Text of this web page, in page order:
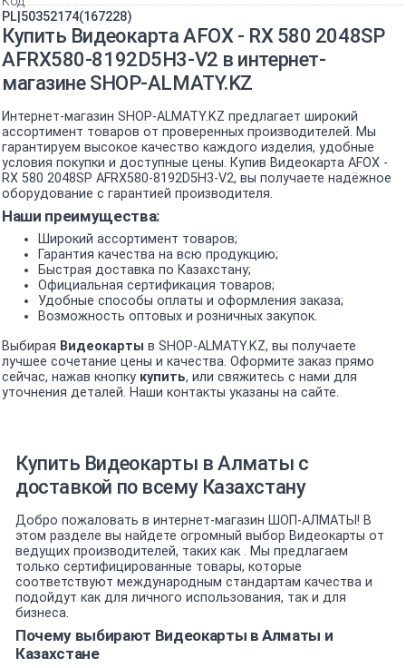
PL|50352174(167228)
Купить Видеокарта AFOX - RX 580 2048SP
AFRX580-8192D5H3-V2 в интернет-
магазине SHOP-ALMATY.KZ
Интернет-магазин SHOP-ALMATY.KZ предлагает широкий
ассортимент товаров от проверенных производителей. Мы
гарантируем высокое качество каждого изделия, удобные
условия покупки и доступные цены. Купив Видеокарта AFOX -
RX 580 2048SP AFRX580-8192D5H3-V2, вы получаете надёжное
оборудование с гарантией производителя.
Наши преимущества:
Широкий ассортимент товаров;
Гарантия качества на всю продукцию;
Быстрая доставка по Казахстану;
Официальная сертификация товаров;
Удобные способы оплаты и оформления заказа;
Возможность оптовых и розничных закупок.
Выбирая Видеокарты в SHOP-ALMATY.KZ, вы получаете
лучшее сочетание цены и качества. Оформите заказ прямо
сейчас, нажав кнопку купить, или свяжитесь с нами для
уточнения деталей. Наши контакты указаны на сайте.
Купить Видеокарты в Алматы с
доставкой по всему Казахстану
Добро пожаловать в интернет-магазин ШОП-АЛМАТЫ! В
этом разделе вы найдете огромный выбор Видеокарты от
ведущих производителей, таких как . Мы предлагаем
только сертифицированные товары, которые
соответствуют международным стандартам качества и
подойдут как для личного использования, так и для
бизнеса.
Почему выбирают Видеокарты в Алматы и
Казахстане